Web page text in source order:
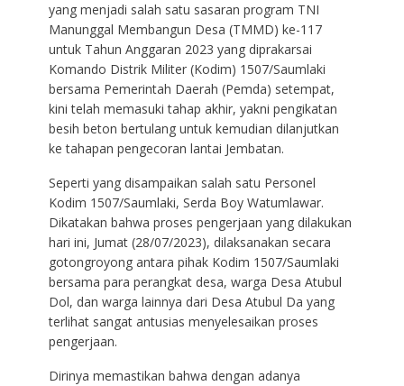
yang menjadi salah satu sasaran program TNI
Manunggal Membangun Desa (TMMD) ke-117
untuk Tahun Anggaran 2023 yang diprakarsai
Komando Distrik Militer (Kodim) 1507/Saumlaki
bersama Pemerintah Daerah (Pemda) setempat,
kini telah memasuki tahap akhir, yakni pengikatan
besih beton bertulang untuk kemudian dilanjutkan
ke tahapan pengecoran lantai Jembatan.
Seperti yang disampaikan salah satu Personel
Kodim 1507/Saumlaki, Serda Boy Watumlawar.
Dikatakan bahwa proses pengerjaan yang dilakukan
hari ini, Jumat (28/07/2023), dilaksanakan secara
gotongroyong antara pihak Kodim 1507/Saumlaki
bersama para perangkat desa, warga Desa Atubul
Dol, dan warga lainnya dari Desa Atubul Da yang
terlihat sangat antusias menyelesaikan proses
pengerjaan.
Dirinya memastikan bahwa dengan adanya